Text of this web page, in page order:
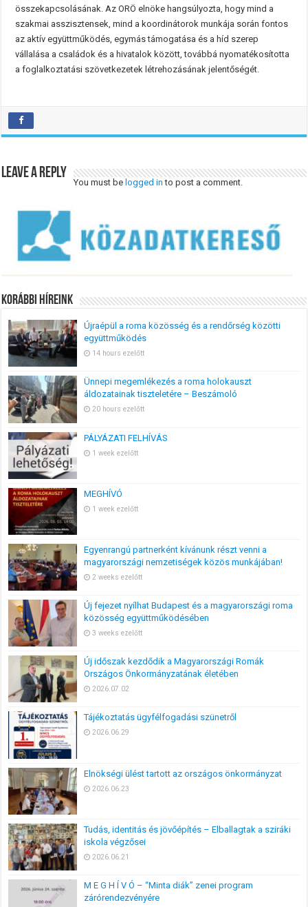
összekapcsolásának. Az ORÖ elnöke hangsúlyozta, hogy mind a
szakmai asszisztensek, mind a koordinátorok munkája során fontos
az aktív együttműködés, egymás támogatása és a híd szerep
vállalása a családok és a hivatalok között, továbbá nyomatékosította
a foglalkoztatási szövetkezetek létrehozásának jelentőségét.
Leave a Reply
You must be logged in to post a comment.
Korábbi Híreink
Újraépül a roma közösség és a rendőrség közötti
együttműködés
14 hours ezelőtt
Ünnepi megemlékezés a roma holokauszt
áldozatainak tiszteletére – Beszámoló
20 hours ezelőtt
PÁLYÁZATI FELHÍVÁS
1 week ezelőtt
MEGHÍVÓ
1 week ezelőtt
Egyenrangú partnerként kívánunk részt venni a
magyarországi nemzetiségek közös munkájában!
2 weeks ezelőtt
Új fejezet nyílhat Budapest és a magyarországi roma
közösség együttműködésében
3 weeks ezelőtt
Új időszak kezdődik a Magyarországi Romák
Országos Önkormányzatának életében
2026.07.02
Tájékoztatás ügyfélfogadási szünetről
2026.06.29
Elnökségi ülést tartott az országos önkormányzat
2026.06.23
Tudás, identitás és jövőépítés – Elballagtak a sziráki
iskola végzősei
2026.06.21
M E G H Í V Ó – “Minta diák” zenei program
zárórendezvényére